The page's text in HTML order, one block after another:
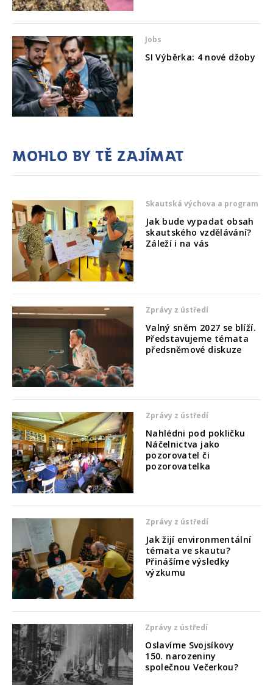
Jobs
SI Výběrka: 4 nové džoby
Mohlo by tě zajímat
Skautská výchova a program
Jak bude vypadat obsah
skautského vzdělávání?
Záleží i na vás
Zprávy z ústředí
Valný sněm 2027 se blíží.
Představujeme témata
předsněmové diskuze
Zprávy z ústředí
Nahlédni pod pokličku
Náčelnictva jako
pozorovatel či
pozorovatelka
Zprávy z ústředí
Jak žijí environmentální
témata ve skautu?
Přinášíme výsledky
výzkumu
Zprávy z ústředí
Oslavíme Svojsíkovy
150. narozeniny
společnou Večerkou?